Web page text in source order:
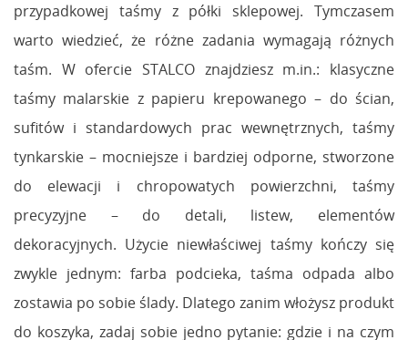
przypadkowej taśmy z półki sklepowej. Tymczasem
warto wiedzieć, że różne zadania wymagają różnych
taśm. W ofercie STALCO znajdziesz m.in.: klasyczne
taśmy malarskie z papieru krepowanego – do ścian,
sufitów i standardowych prac wewnętrznych, taśmy
tynkarskie – mocniejsze i bardziej odporne, stworzone
do elewacji i chropowatych powierzchni, taśmy
precyzyjne – do detali, listew, elementów
dekoracyjnych. Użycie niewłaściwej taśmy kończy się
zwykle jednym: farba podcieka, taśma odpada albo
zostawia po sobie ślady. Dlatego zanim włożysz produkt
do koszyka, zadaj sobie jedno pytanie: gdzie i na czym